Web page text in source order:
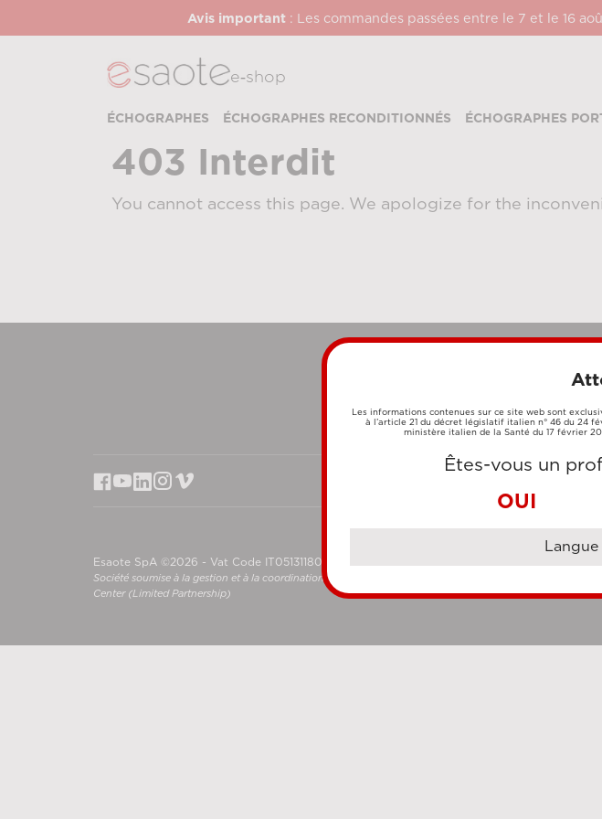
Avis important: Les commandes passées entre le 7 et le 16
e‑shop
ÉCHOGRAPHES ÉCHOGRAPHES RECONDITIONNÉS ÉCHOGRAPHES
403 Interdit
You cannot access this page. We apologize for the
CARTE DE
CRÉDIT
Esaote SpA ©2026 - Vat Code IT05131180969
Société soumise à la gestion et à la coordination de Shanghai Luzi Enterprise Management Consultancy
Center (Limited Partnership)
Les informations contenues sur ce site web sont
à l’article 21 du décret législatif italien n° 46 du 24
ministère italien de la Santé du 17 février
Êtes-vous un
OUI
Langue